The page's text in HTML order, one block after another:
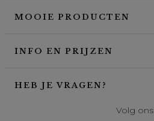
MOOIE PRODUCTEN
INFO EN PRIJZEN
HEB JE VRAGEN?
Volg ons